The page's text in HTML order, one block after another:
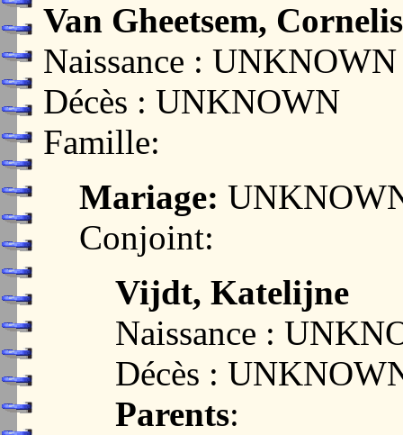
Van Gheetsem, Cornelis
Naissance : UNKNOWN
Décès : UNKNOWN
Famille:
Mariage:
Conjoint:
Vijdt, Katelijne
Naissance :
Décès :
Parents: